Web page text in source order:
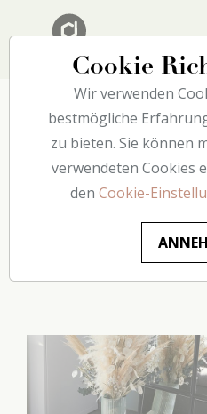
IKEA
einfache
eigenen
Style mit
Cookie
Wir verwenden
bestmögliche
zu bieten. Sie können
verwendeten Cookies
den Cookie-